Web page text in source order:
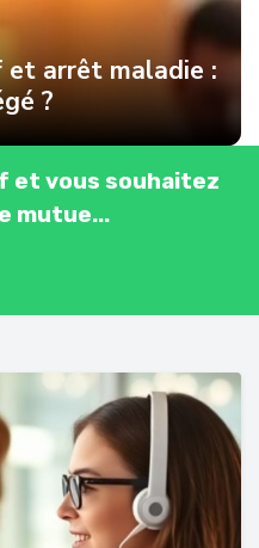
arrêt maladie :
?
et vous souhaitez
mutue...